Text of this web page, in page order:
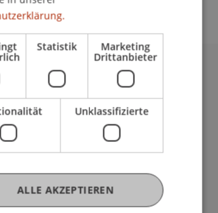
Strasse
Hinweise
Statistik Marketing
Drittanbieter
Unklassifizierte
ALLE AKZEPTIEREN